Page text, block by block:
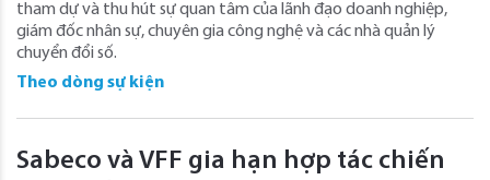
tham dự và thu hút sự quan tâm của lãnh đạo doanh nghiệp,
giám đốc nhân sự, chuyên gia công nghệ và các nhà quản lý
chuyển đổi số.
Theo dòng sự kiện
Sabeco và VFF gia hạn hợp tác chiến